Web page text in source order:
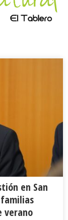
en San
verano